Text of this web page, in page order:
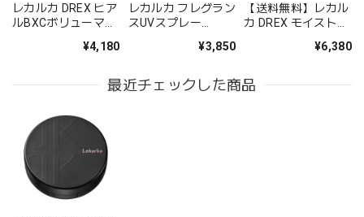
レカルカ DREX ヒア
ルBXCボリューマー
VOLUMER LIP）¥4,180
レカルカ フレグラン
スUVスプレー
UV SPRAY 100g）
¥3,850
【送料無料】レカル
カ DREX モイストバ
（MOIST BARRIER
50ml
¥6,380
最近チェックした商品